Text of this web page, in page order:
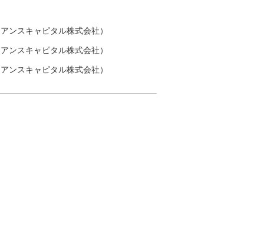
ンスキャピタル株式会社）
ンスキャピタル株式会社）
ンスキャピタル株式会社）